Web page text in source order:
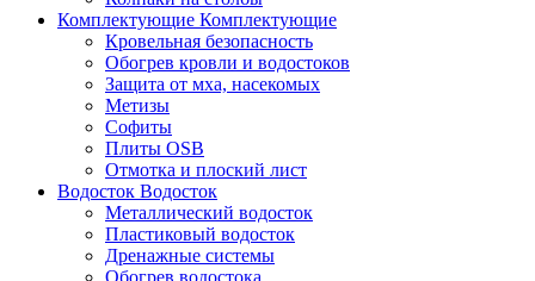
Комплектующие Комплектующие
Кровельная безопасность
Обогрев кровли и водостоков
Защита от мха, насекомых
Метизы
Софиты
Плиты OSB
Отмотка и плоский лист
Водосток Водосток
Металлический водосток
Пластиковый водосток
Дренажные системы